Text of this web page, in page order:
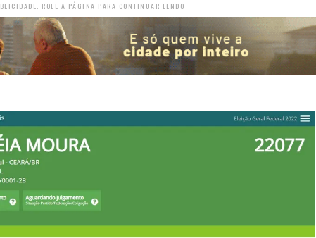
ROLE A PÁGINA PARA CONTINUAR LENDO